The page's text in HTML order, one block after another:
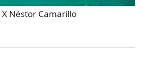
X Néstor Camarillo